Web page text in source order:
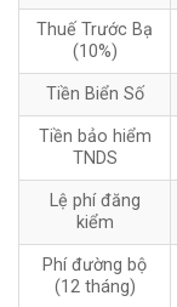
Thuế Trước Bạ
(10%)
Tiền Biển Số
Tiền bảo hiểm
TNDS
Lệ phí đăng
kiểm
Phí đường bộ
(12 tháng)